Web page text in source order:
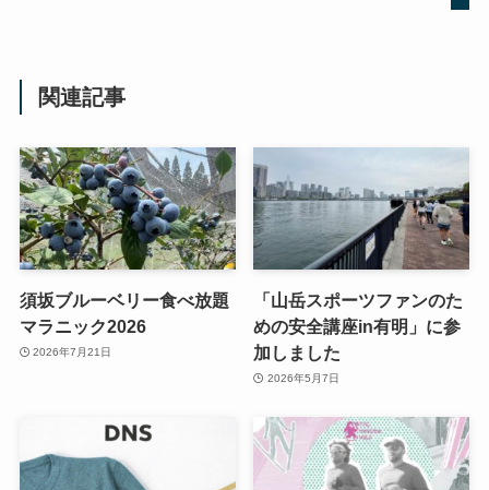
関連記事
須坂ブルーベリー食べ放題
マラニック2026
2026年7月21日
「山岳スポーツファンのた
めの安全講座in有明」に参
加しました
2026年5月7日